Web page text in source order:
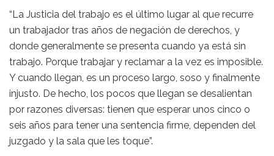
“La Justicia del trabajo es el último lugar al que recurre
un trabajador tras años de negación de derechos, y
donde generalmente se presenta cuando ya está sin
trabajo. Porque trabajar y reclamar a la vez es imposible.
Y cuando llegan, es un proceso largo, soso y finalmente
injusto. De hecho, los pocos que llegan se desalientan
por razones diversas: tienen que esperar unos cinco o
seis años para tener una sentencia firme, dependen del
juzgado y la sala que les toque”.